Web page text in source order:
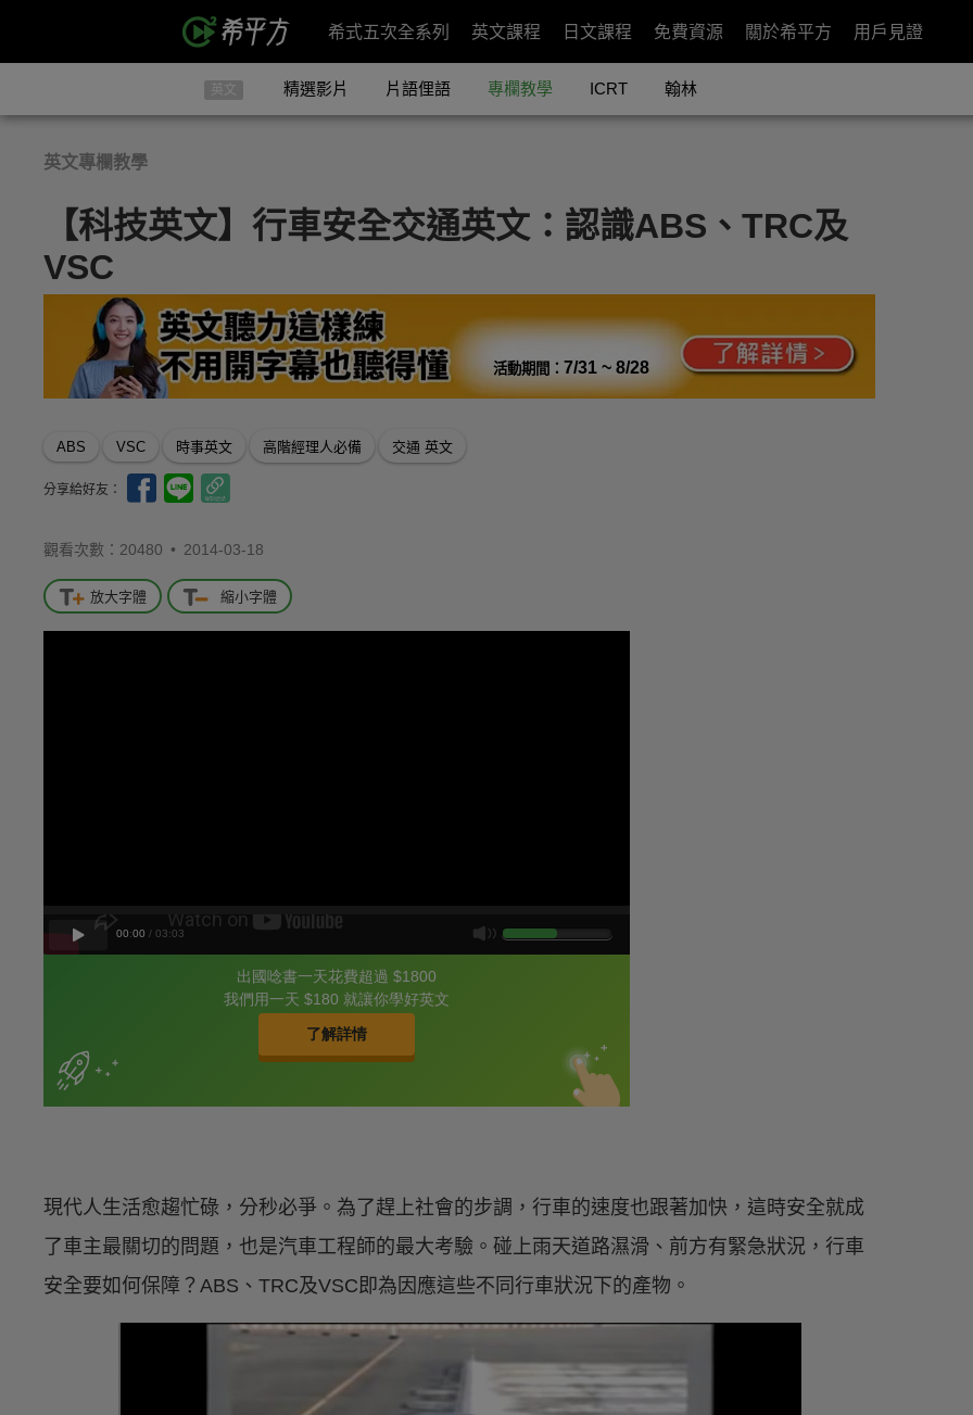
希式五次全系列 英文課程 日文課程 免費資源 關於希平方 用戶見證
英文 精選影片 片語俚語 專欄教學 ICRT 翰林
英文專欄教學
【科技英文】行車安全交通英文：認識ABS、TRC及
VSC
活動期間： 7/31 ~ 8/28
ABS VSC 時事英文 高階經理人必備 交通 英文
分享給好友：
觀看次數：20480 • 2014-03-18
放大字體 縮小字體
現代人生活愈趨忙碌，分秒必爭。為了趕上社會的步調，行車的速度也跟著加快，這時安全就成
了車主最關切的問題，也是汽車工程師的最大考驗。碰上雨天道路濕滑、前方有緊急狀況，行車
安全要如何保障？ABS、TRC及VSC即為因應這些不同行車狀況下的產物。